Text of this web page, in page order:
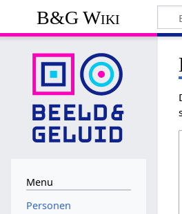
B&G Wiki
Menu
Personen